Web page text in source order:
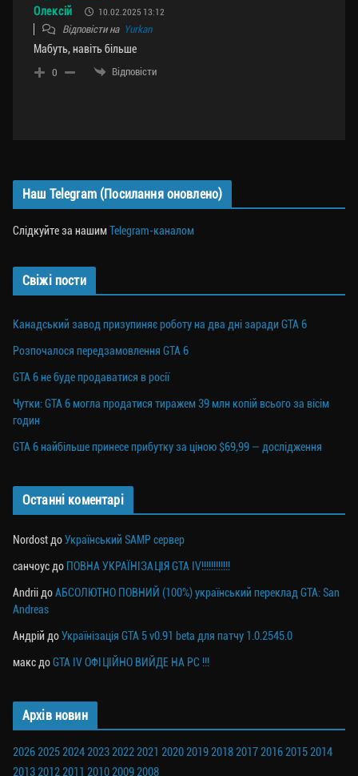
Олексій 10.02.2025 13:12
Відповісти на Yurkan
Мабуть, навіть більше
0 Відповісти
Наш Telegram (Посилання оновлено)
Слідкуйте за нашимTelegram-каналом
Свіжі пости
Канадський завод призупиняє роботу на два дні заради GTA 6
Розпочалося передзамовлення GTA 6
GTA 6 не буде продаватися в росії
Чутки: GTA 6 могла продатися тиражем 39 млн копій всього за вісім
годин
GTA 6 найбільше принесе прибутку за ціною $69,99 — дослідження
Останні коментарі
NordostдоУкраїнський SAMP сервер
санчоусдо ПОВНА УКРАЇНІЗАЦІЯ GTA IV!!!!!!!!!!!!
AndriiдоАБСОЛЮТНО ПОВНИЙ (100%) український переклад GTA: San
Andreas
Андрій доУкраїнізація GTA 5 v0.91 beta для патчу 1.0.2545.0
максдоGTA IV ОФІЦІЙНО ВИЙДЕ НА PC !!!
Архів новин
202620252024202320222021 2020201920182017201620152014
201320122011 201020092008